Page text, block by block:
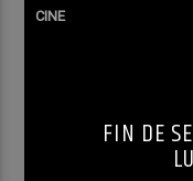
CINE
FIN DE